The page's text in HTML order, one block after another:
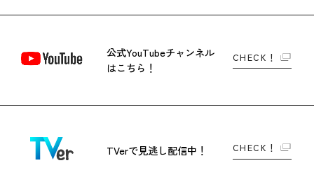
公式YouTubeチャンネル
はこちら！
CHECK！
TVerで見逃し配信中！ CHECK！